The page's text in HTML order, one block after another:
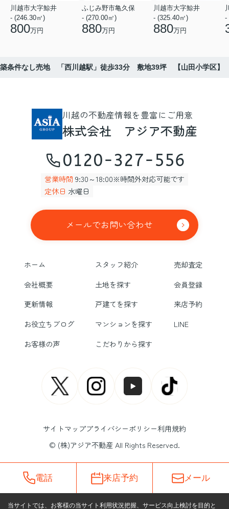
川越市大字鯨井
- (246.30㎡)
800万円
ふじみ野市亀久保
- (270.00㎡)
880万円
川越市大字鯨井
- (325.40㎡)
880万円
-
条件なし売地 「西川越駅」徒歩33分 敷地39坪 【山田小学区】
川越の不動産情報を豊富にご用意
株式会社 アジア不動産
0120-327-556
営業時間 9:30～18:00※時間外対応可能です
定休日 水曜日
メールでお問い合わせ
ホーム スタッフ紹介
売却査定
会社概要
土地を探す
会員登録
更新情報
戸建てを探す
来店予約
お役立ちブログ
マンションを探す
LINE
お客様の声
こだわりから探す
サイトマッププライバシーポリシー利用規約
© (株)アジア不動産 All Rights Reserved.
電話 来店予約 メール
当サイトでは、お客様の当サイト利用状況把握、サービス向上検討を目的と